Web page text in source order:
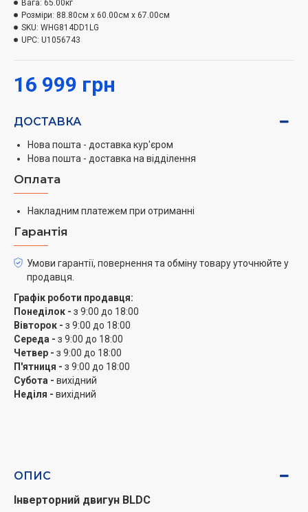
прання. Він гарантує економію електроенергії,
тривалий термін служби та надзвичайно тиху роботу.
Electronic Stabilization Control system
Електронна система контролю стабілізації
своєчасному коригуванню поляризації.
Білизна в барабані повинна бути належним чином
машини, особливо перед початком віджимання.
можуть виявляти та контролювати удари барабана та
виправляти дисбаланс та зменшувати коливання
Програма Auto OneTouch
Одна клавіша для запуску розумного режиму прання
без необхідності подальшого втручання.
Зважування
Розрахунок води
Розрахунок часу
Оптимальна програма
інтелектуальна програма Auto OneTouch ефективно
вагу завантаження, вона пропонує оптимальний час і
16 999 грн
Вага: 65.00кг
Розміри: 88.80см x 60.00см x 67.00см
SKU: WHG814DD1LG
UPC: U1056743
ДОСТАВКА
Нова пошта - доставка кур'єром
Нова пошта - доставка на відділення
Оплата
Накладним платежем при отриманні
Гарантія
Умови гарантії, повернення та обміну товару уточнюйте у
продавця.
Графік роботи продавця:
Понеділок - з 9:00 до 18:00
Вівторок - з 9:00 до 18:00
Середа - з 9:00 до 18:00
Четвер - з 9:00 до 18:00
П'ятниця - з 9:00 до 18:00
Субота - вихідний
Неділя - вихідний
ОПИС
Інверторний двигун BLDC